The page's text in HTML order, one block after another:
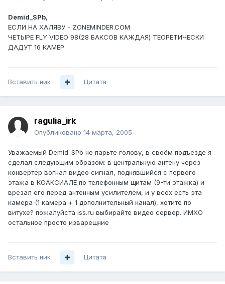
Demid_SPb,
ЕСЛИ НА ХАЛЯВУ - ZONEMINDER.COM
ЧЕТЫРЕ FLY VIDEO 98(28 БАКСОВ КАЖДАЯ) ТЕОРЕТИЧЕСКИ
ДАДУТ 16 КАМЕР
Вставить ник Цитата
ragulia_irk
Опубликовано 14 марта, 2005
Уважаемый Demid_SPb не парьте голову, в своём подъезде я
сделал следующим образом: в центральную антену через
конвертер вогнал видео сигнал, поднявшийся с первого
этажа в КОАКСИАЛЕ по телефонным щитам (9-ти этажка) и
врезал его перед антенным усилителем, и у всех есть эта
камера (1 камера + 1 дополнительный канал), хотите по
витухе? пожалуйста iss.ru выбирайте видео сервер. ИМХО
остальное просто изварещние
Вставить ник Цитата